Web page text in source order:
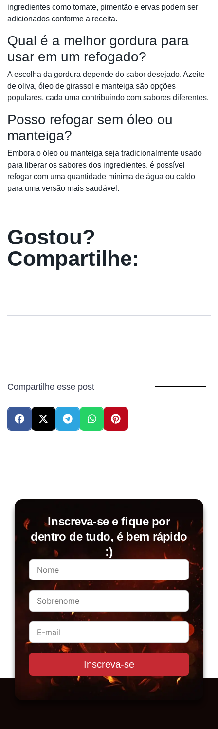
ingredientes como tomate, pimentão e ervas podem ser
adicionados conforme a receita.
Qual é a melhor gordura para
usar em um refogado?
A escolha da gordura depende do sabor desejado. Azeite
de oliva, óleo de girassol e manteiga são opções
populares, cada uma contribuindo com sabores diferentes.
Posso refogar sem óleo ou
manteiga?
Embora o óleo ou manteiga seja tradicionalmente usado
para liberar os sabores dos ingredientes, é possível
refogar com uma quantidade mínima de água ou caldo
para uma versão mais saudável.
Gostou?
Compartilhe:
Compartilhe esse post
Inscreva-se e fique por
dentro de tudo, é bem rápido
:)
Inscreva-se